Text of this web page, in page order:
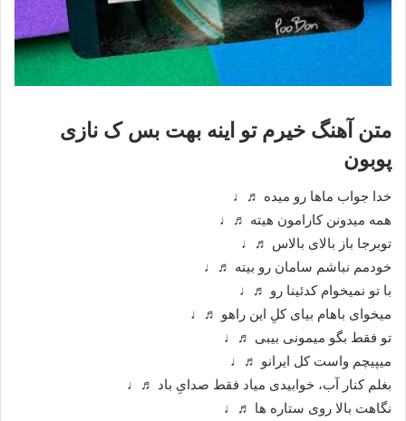
متن آهنگ خیرم تو اینه بهت بس ک نازی
پوبون
خدا جواب ماها رو میده ♬♩
همه میدونن کارامون هیته ♬♩
توبرجا باز بالای بالاس ♬♩
خودمم نباشم سامان رو بیته ♬♩
با تو نمیخوام کدئینا رو ♬♩
میخوای باهام بیای کلِ این راهو ♬♩
تو فقط بگو میمونی بیبی ♬♩
میپیچم واست کل ایرانو ♬♩
بغلم کنار آب، خوابیدی میاد فقط صدایِ باد ♬♩
نگاهت بالا روی ستاره ها ♬♩